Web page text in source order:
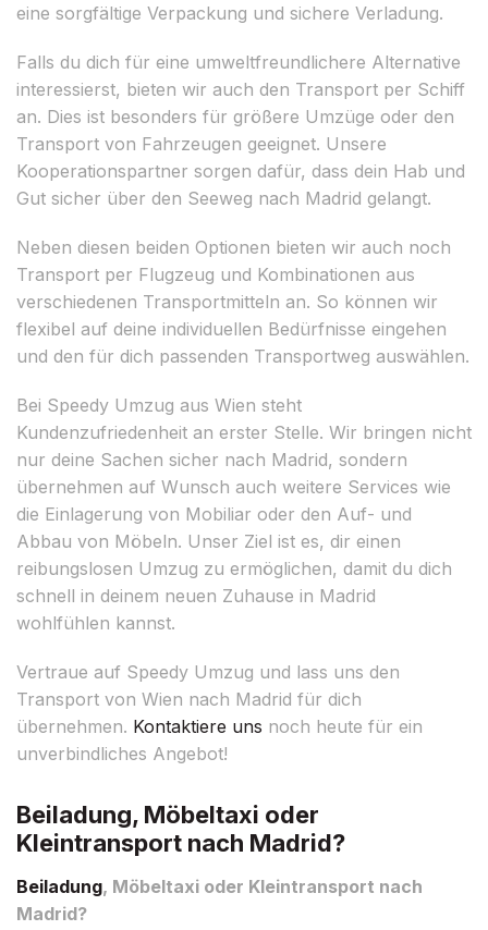
eine sorgfältige Verpackung und sichere Verladung.
Falls du dich für eine umweltfreundlichere Alternative
interessierst, bieten wir auch den Transport per Schiff
an. Dies ist besonders für größere Umzüge oder den
Transport von Fahrzeugen geeignet. Unsere
Kooperationspartner sorgen dafür, dass dein Hab und
Gut sicher über den Seeweg nach Madrid gelangt.
Neben diesen beiden Optionen bieten wir auch noch
Transport per Flugzeug und Kombinationen aus
verschiedenen Transportmitteln an. So können wir
flexibel auf deine individuellen Bedürfnisse eingehen
und den für dich passenden Transportweg auswählen.
Bei Speedy Umzug aus Wien steht
Kundenzufriedenheit an erster Stelle. Wir bringen nicht
nur deine Sachen sicher nach Madrid, sondern
übernehmen auf Wunsch auch weitere Services wie
die Einlagerung von Mobiliar oder den Auf- und
Abbau von Möbeln. Unser Ziel ist es, dir einen
reibungslosen Umzug zu ermöglichen, damit du dich
schnell in deinem neuen Zuhause in Madrid
wohlfühlen kannst.
Vertraue auf Speedy Umzug und lass uns den
Transport von Wien nach Madrid für dich
übernehmen. Kontaktiere uns noch heute für ein
unverbindliches Angebot!
Beiladung, Möbeltaxi oder
Kleintransport nach Madrid?
Beiladung, Möbeltaxi oder Kleintransport nach
Madrid?